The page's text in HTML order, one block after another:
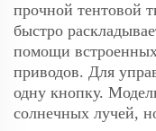
прочной тентовой
быстро
помощи
приводов. Для
одну кнопку.
солнечных лучей,